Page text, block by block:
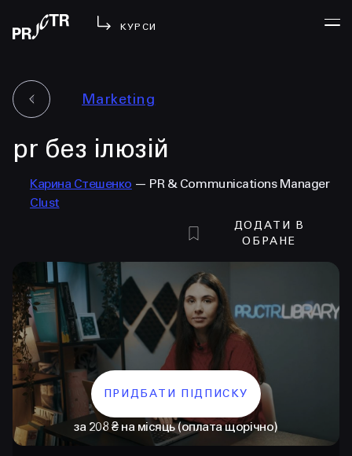
КУРСИ
МЕНЮ
у проджі
бібліотека
менторство
блог
вийти
УВІЙТИ
Marketing
pr без ілюзій
Карина Стешенко — PR & Communications Manager
Clust
ДОДАТИ В
ОБРАНЕ
ПРИДБАТИ ПІДПИСКУ
за 208 ₴ на місяць (оплата щорічно)